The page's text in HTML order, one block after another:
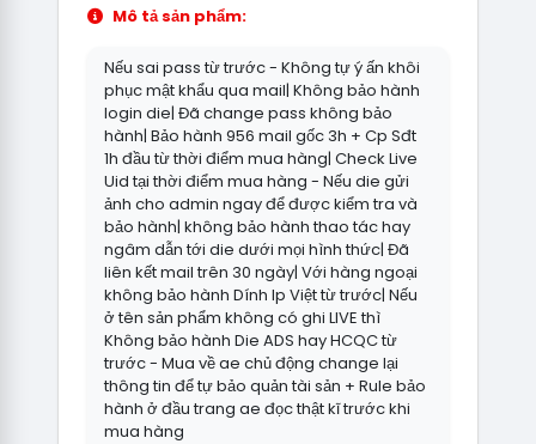
Mô tả sản phẩm:
Nếu sai pass từ trước - Không tự ý ấn khôi
phục mật khẩu qua mail| Không bảo hành
login die| Đã change pass không bảo
hành| Bảo hành 956 mail gốc 3h + Cp Sđt
1h đầu từ thời điểm mua hàng| Check Live
Uid tại thời điểm mua hàng - Nếu die gửi
ảnh cho admin ngay để được kiểm tra và
bảo hành| không bảo hành thao tác hay
ngâm dẫn tới die dưới mọi hình thức| Đã
liên kết mail trên 30 ngày| Với hàng ngoại
không bảo hành Dính Ip Việt từ trước| Nếu
ở tên sản phẩm không có ghi LIVE thì
Không bảo hành Die ADS hay HCQC từ
trước - Mua về ae chủ động change lại
thông tin để tự bảo quản tài sản + Rule bảo
hành ở đầu trang ae đọc thật kĩ trước khi
mua hàng